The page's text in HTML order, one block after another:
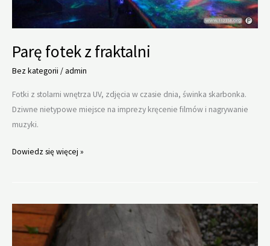
Parę fotek z fraktalni
Bez kategorii /admin
Fotki z stolarni wnętrza UV, zdjęcia w czasie dnia, świnka skarbonka.
Dziwne nietypowe miejsce na imprezy kręcenie filmów i nagrywanie
muzyki.
Parę
Dowiedz się więcej »